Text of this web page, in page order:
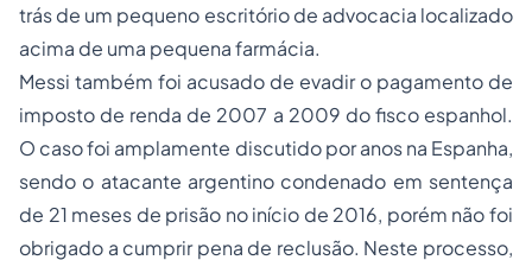
trás de um pequeno escritório de advocacia localizado
acima de uma pequena farmácia.
Messi também foi acusado de evadir o pagamento de
imposto de renda de 2007 a 2009 do fisco espanhol.
O caso foi amplamente discutido por anos na Espanha,
sendo o atacante argentino condenado em sentença
de 21 meses de prisão no início de 2016, porém não foi
obrigado a cumprir pena de reclusão. Neste processo,